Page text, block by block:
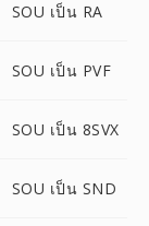
SOU เป็น RA
SOU เป็น PVF
SOU เป็น 8SVX
SOU เป็น SND